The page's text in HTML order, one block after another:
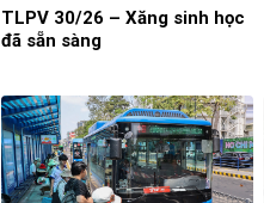
TLPV 30/26 – Xăng sinh học
đã sẵn sàng